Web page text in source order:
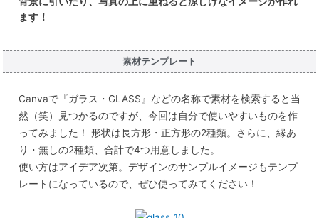
ます！
素材テンプレート
Canvaで『ガラス・GLASS』などの名称で素材を検索すると当
然（笑）見つかるのですが、今回は自分で使いやすいものを作
ってみました！ 形状は長方形・正方形の2種類。さらに、縁あ
り・無しの2種類、合計で4つ用意しました。
使い方はアイデア次第。デザインのサンプルイメージもテンプ
レートになっているので、ぜひ使ってみてください！